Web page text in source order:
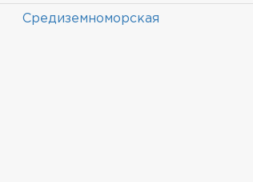
Средиземноморская